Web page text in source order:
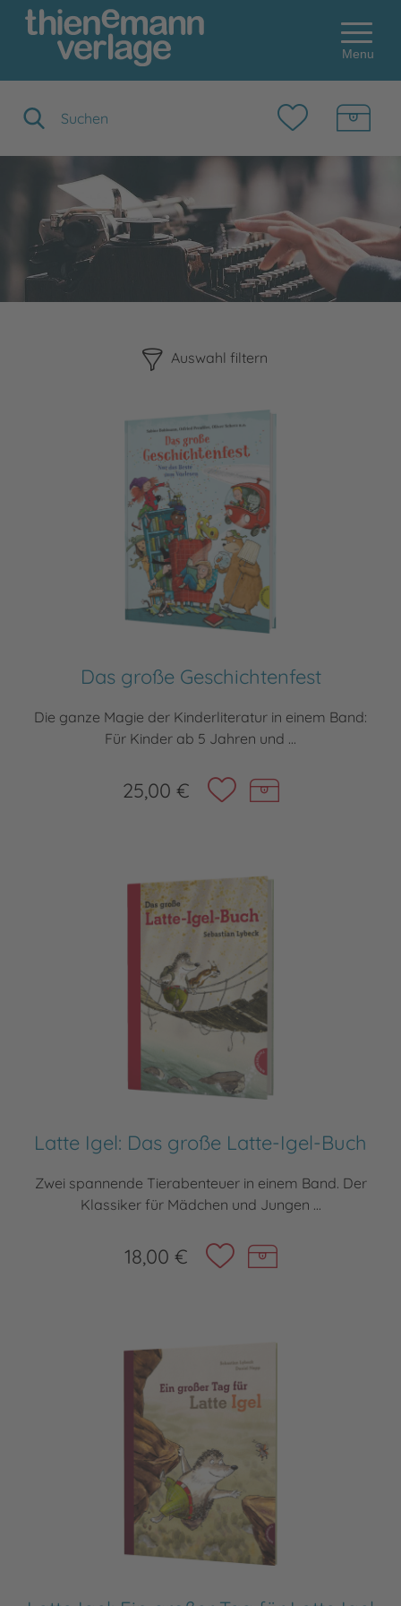
Menu
Auswahl filtern
Das große Geschichtenfest
Die ganze Magie der Kinderliteratur in einem Band:
Für Kinder ab 5 Jahren und ...
25,00 €
Latte Igel: Das große Latte-Igel-Buch
Zwei spannende Tierabenteuer in einem Band. Der
Klassiker für Mädchen und Jungen ...
18,00 €